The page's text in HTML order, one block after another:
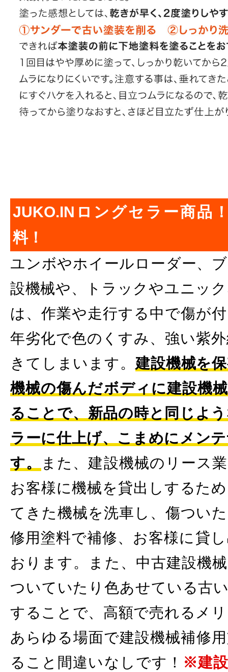
JUKO.INロングセラー商品
料！
ユンボやホイールローダー、
設機械や、トラックやユニッ
は、作業や走行する中で傷が
年劣化で色のくすみ、強い紫
きてしまいます。 建設機械を
機械の傷んだボディに建設機
ることで、新品の時と同じよ
ラーに仕上げ、こまめにメン
す。
また、建設機械のリース
お客様に機械を貸出しするた
てきた機械を洗車し、傷つい
修用塗料で補修、お客様に貸
おります。また、中古建設機
ついていたり色あせている古
することで、高額で売れるメ
あらゆる場面で建設機械補修
ること間違いなしです！ ※建